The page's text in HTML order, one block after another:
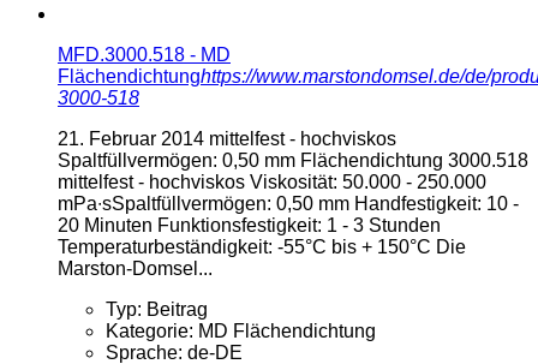
MFD.3000.518 - MD
Flächendichtunghttps://www.marstondomsel.de/de/
3000-518
21. Februar 2014 mittelfest - hochviskos
Spaltfüllvermögen: 0,50 mm Flächendichtung 3000.518
mittelfest - hochviskos Viskosität: 50.000 - 250.000
mPa∙sSpaltfüllvermögen: 0,50 mm Handfestigkeit: 10 -
20 Minuten Funktionsfestigkeit: 1 - 3 Stunden
Temperaturbeständigkeit: -55°C bis + 150°C Die
Marston-Domsel...
Typ: Beitrag
Kategorie: MD Flächendichtung
Sprache: de-DE